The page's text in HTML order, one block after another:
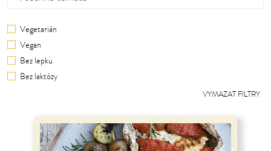
Vegetarián
Vegan
Bez lepku
Bez laktózy
VYMAZAT FILTRY